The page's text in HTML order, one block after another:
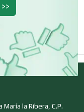
la Ribera, C.P.